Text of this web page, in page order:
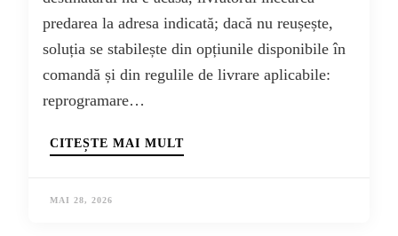
predarea la adresa indicată; dacă nu reușește,
soluția se stabilește din opțiunile disponibile în
comandă și din regulile de livrare aplicabile:
reprogramare…
CITEȘTE MAI MULT
MAI 28, 2026